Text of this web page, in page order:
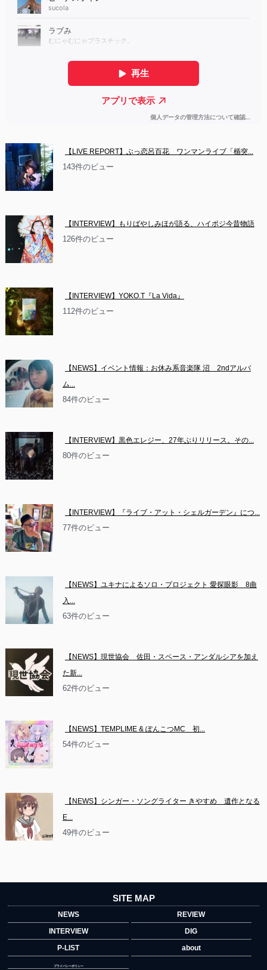
【LIVE REPORT】ぶっ恋呂百花　ワンマンライブ「楯突...
143件のビュー
【INTERVIEW】もりばやしみほが語る、ハイポジ今昔物語
126件のビュー
【INTERVIEW】YOKO.T『La Vida』
112件のビュー
【NEWS】イベント情報：お休み系音楽隊 沼　2ndアルバ
ム...
84件のビュー
【INTERVIEW】黒色エレジー、27年ぶりリリース。その...
80件のビュー
【INTERVIEW】『ライブ・アット・シェルガーデン』につ...
77件のビュー
【NEWS】ユキナによるソロ・プロジェクト 愛探眼影　8曲
入...
63件のビュー
【NEWS】現世協会　佐田・スペース・アンダルシアを加え
た新...
62件のビュー
【NEWS】TEMPLIME & ぽんこつMC　初...
54件のビュー
【NEWS】シンガー・ソングライター きやすめ　遺作となる
E...
49件のビュー
SITE MAP
NEWS
REVIEW
INTERVIEW
DIG
P-LIST
about
プライバシーポリシー